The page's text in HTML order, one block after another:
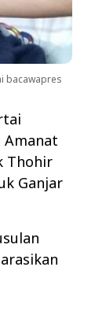
bacawapres
Amanat
Thohir
Ganjar